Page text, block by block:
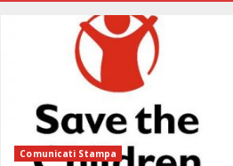
Comunicati Stampa